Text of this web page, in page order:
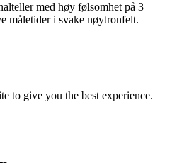
med høy følsomhet på 3
måletider i svake nøytronfelt.
to give you the best experience.